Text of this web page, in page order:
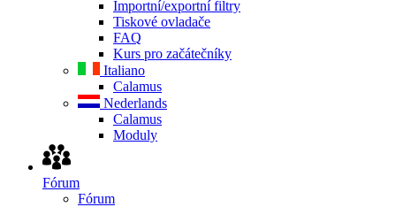
Importní/exportní filtry
Tiskové ovladače
FAQ
Kurs pro začátečníky
Italiano
Calamus
Nederlands
Calamus
Moduly
Fórum
Fórum